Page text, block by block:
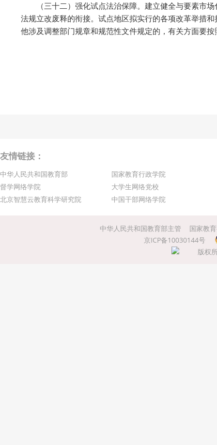
（三十二）强化试点法治保障。建立健全与要素市
法规立改废释的衔接。试点地区拟实行的各项改革举措
他涉及调整部门规章和规范性文件规定的，有关方面要
友情链接：
中华人民共和国教育部
国家教育行政学院
督学网络学院
大学生网络党校
北京智慧云教育科学研究院
中国干部网络学院
中华人民共和国教育部主管
国家教
京ICP备10030144号
版权